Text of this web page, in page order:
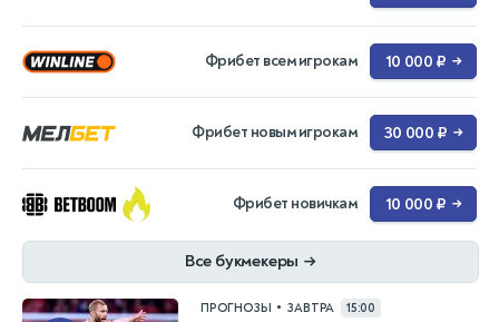
Фрибет всем игрокам 10 000 ₽ →
Фрибет новым игрокам 30 000 ₽ →
Фрибет новичкам 10 000 ₽ →
Все букмекеры →
ПРОГНОЗЫ • ЗАВТРА 15:00